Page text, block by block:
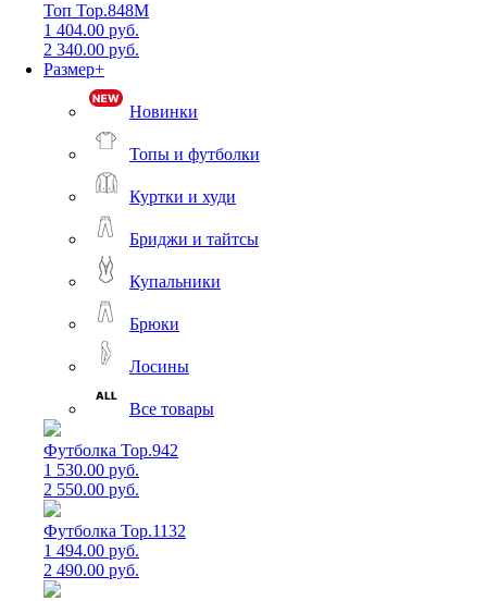
Топ Top.848M
1 404.00 руб.
2 340.00 руб.
Размер+
Новинки
Топы и футболки
Куртки и худи
Бриджи и тайтсы
Купальники
Брюки
Лосины
Все товары
Футболка Top.942
1 530.00 руб.
2 550.00 руб.
Футболка Top.1132
1 494.00 руб.
2 490.00 руб.